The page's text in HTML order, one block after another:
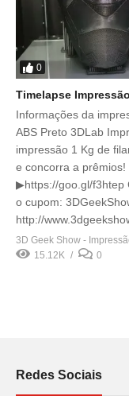
0
Timelapse
Informações da
ABS Preto 3DLab
impressão 1 Kg de
e concorra a prêmios!
▶https://goo.gl/f3htep
o cupom:
http://
3D Geek Show -
15.12K
0
Redes Sociais